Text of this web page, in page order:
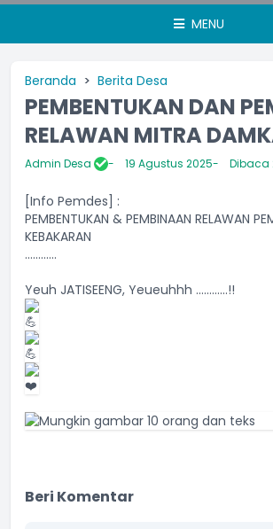
MENU
Beranda Berita Desa
PEMBENTUKAN DAN
RELAWAN MITRA
Admin Desa 19 Agustus 2025 Dibaca
[Info Pemdes] :
PEMBENTUKAN & PEMBINAAN RELAWAN
KEBAKARAN
............
Yeuh JATISEENG, Yeueuhhh ............!!
Beri Komentar